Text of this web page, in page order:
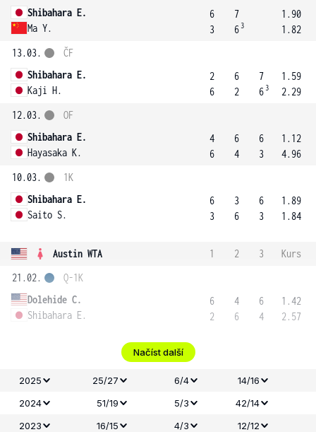
Shibahara E.
Ma Y.
6
3
7
6 3
1.90
1.82
13.03.
Shibahara E.
Kaji H.
ČF
2
6
6
2
7
6 3
1.59
2.29
12.03.
Shibahara E.
Hayasaka K.
OF
4
6
6
4
6
3
1.12
4.96
10.03.
Shibahara E.
Saito S.
1K
6
3
3
6
6
3
1.89
1.84
Austin WTA 1 2 3
Kurs
21.02.
Dolehide C.
Shibahara E.
Q-1K
6
2
4
6
6
4
1.42
2.57
Načíst další
2025 25/27 6/4
14/16
2024
51/19 5/3
42/14
2023
16/15 4/3
12/12